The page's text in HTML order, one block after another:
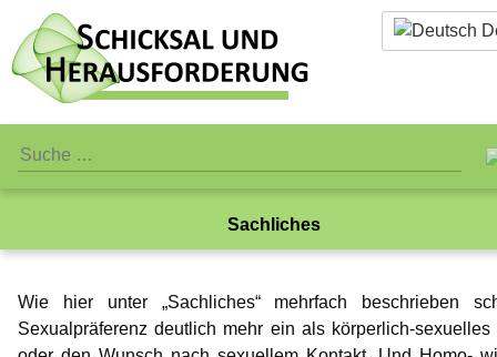
Das Team
Sachliches
Wie hier unter „Sachliches“ mehrfach beschrieben
Sexualpräferenz deutlich mehr ein als körperlich-sexuelles
Sachliches
Warum wir Sex mit Kindern ablehnen